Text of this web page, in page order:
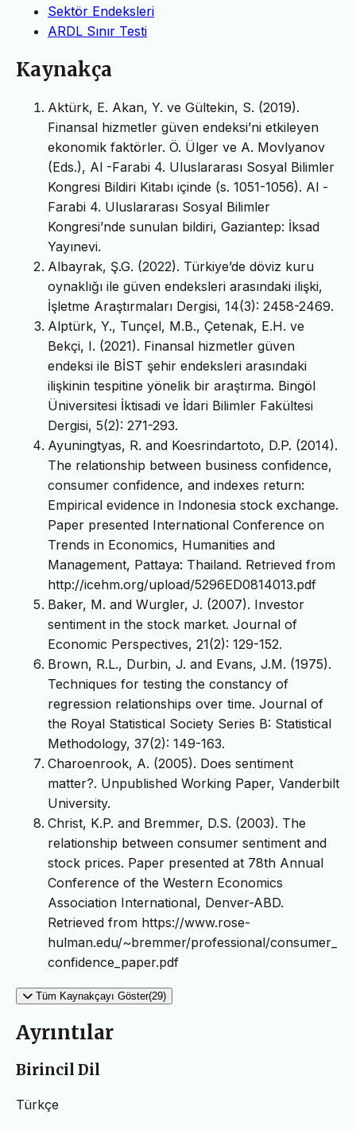
Sektör Endeksleri
ARDL Sınır Testi
Kaynakça
Aktürk, E. Akan, Y. ve Gültekin, S. (2019).
Finansal hizmetler güven endeksi’ni etkileyen
ekonomik faktörler. Ö. Ülger ve A. Movlyanov
(Eds.), Al -Farabi 4. Uluslararası Sosyal Bilimler
Kongresi Bildiri Kitabı içinde (s. 1051-1056). Al -
Farabi 4. Uluslararası Sosyal Bilimler
Kongresi’nde sunulan bildiri, Gaziantep: İksad
Yayınevi.
Albayrak, Ş.G. (2022). Türkiye’de döviz kuru
oynaklığı ile güven endeksleri arasındaki ilişki,
İşletme Araştırmaları Dergisi, 14(3): 2458-2469.
Alptürk, Y., Tunçel, M.B., Çetenak, E.H. ve
Bekçi, I. (2021). Finansal hizmetler güven
endeksi ile BİST şehir endeksleri arasındaki
ilişkinin tespitine yönelik bir araştırma. Bingöl
Üniversitesi İktisadi ve İdari Bilimler Fakültesi
Dergisi, 5(2): 271-293.
Ayuningtyas, R. and Koesrindartoto, D.P. (2014).
The relationship between business confidence,
consumer confidence, and indexes return:
Empirical evidence in Indonesia stock exchange.
Paper presented International Conference on
Trends in Economics, Humanities and
Management, Pattaya: Thailand. Retrieved from
http://icehm.org/upload/5296ED0814013.pdf
Baker, M. and Wurgler, J. (2007). Investor
sentiment in the stock market. Journal of
Economic Perspectives, 21(2): 129-152.
Brown, R.L., Durbin, J. and Evans, J.M. (1975).
Techniques for testing the constancy of
regression relationships over time. Journal of
the Royal Statistical Society Series B: Statistical
Methodology, 37(2): 149-163.
Charoenrook, A. (2005). Does sentiment
matter?. Unpublished Working Paper, Vanderbilt
University.
Christ, K.P. and Bremmer, D.S. (2003). The
relationship between consumer sentiment and
stock prices. Paper presented at 78th Annual
Conference of the Western Economics
Association International, Denver-ABD.
Retrieved from https://www.rose-
hulman.edu/~bremmer/professional/consumer_
confidence_paper.pdf
Tüm Kaynakçayı Göster(29)
Ayrıntılar
Birincil Dil
Türkçe